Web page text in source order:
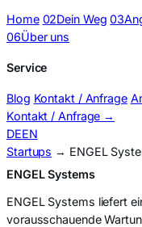
Home 02Dein Weg 03
06Über uns
Service
Blog Kontakt / Anfrage
Kontakt / Anfrage →
DEEN
Startups → ENGEL
ENGEL Systems
ENGEL Systems liefert
vorausschauende